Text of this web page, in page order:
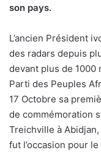
son pays.
L’ancien Président
des radars depuis
devant plus de
Parti des Peuples
17 Octobre sa
de commémoration
Treichville à
fut l’occasion pour